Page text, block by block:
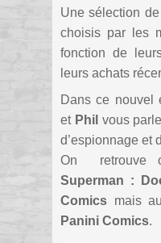
Une sélection
choisis par les
fonction de
leurs achats
Dans ce nouvel
et Phil vous
d’espionnage et
On retrouve
Superman :
Comics mais
Panini Comics.